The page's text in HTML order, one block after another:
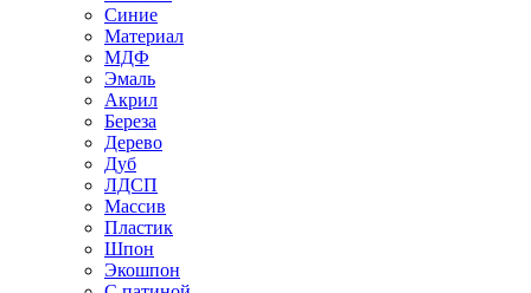
Синие
Материал
МДФ
Эмаль
Акрил
Береза
Дерево
Дуб
ЛДСП
Массив
Пластик
Шпон
Экошпон